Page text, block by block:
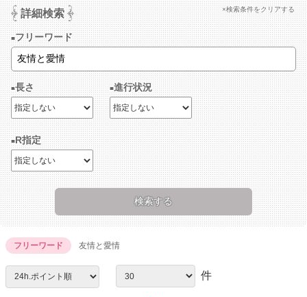
詳細検索 ×検索条件をクリアする
フリーワード
長さ 進行状況
R指定
フリーワード 友情と愛情
件